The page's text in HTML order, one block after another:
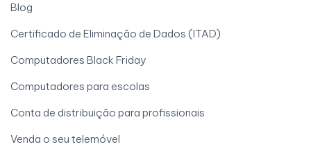
Blog
Certificado de Eliminação de Dados (ITAD)
Computadores Black Friday
Computadores para escolas
Conta de distribuição para profissionais
Venda o seu telemóvel